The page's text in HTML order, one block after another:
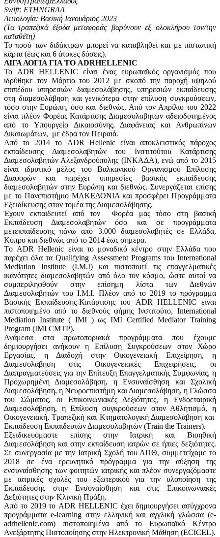
Swift: ETHNGRAA
Αιτιολογία: Βασική Ιανουάριος 2023
(Τα τραπεζικά έξοδα μεταφοράς βαρύνουν εξ ολοκλήρου τον/την
καταθέτη)
Το ποσό των διδάκτρων μπορεί να καταβληθεί και με πιστωτική
κάρτα (έως και 6 άτοκες δόσεις).
ΛΙΓΑ ΛΟΓΙΑ ΓΙΑ ΤΟ ADRHELLENIC
Το ADR HELLENIC είναι ένας ευρωπαϊκός οργανισμός που
ιδρύθηκε τον Μάρτιο του 2012 με σκοπό την παροχή υψηλού
επιπέδου υπηρεσιών διαμεσολάβησης, υπηρεσιών εκπαίδευσης
στη διαμεσολάβηση και γενικότερα στην επίλυση συγκρούσεων,
τόσο στην Ευρώπη, όσο και διεθνώς. Από τον Απρίλιο του 2022
είναι πλέον Φορέας Κατάρτισης Διαμεσολαβητών αδειοδοτημένος
από το Υπουργείο Δικαιοσύνης, Διαφάνειας και Ανθρωπίνων
Δικαιωμάτων, με έδρα τον Πειραιά.
Από το 2014 το ADR Hellenic είναι αποκλειστικός πάροχος
εκπαίδευσης Διαμεσολαβητών του Ινστιτούτου Κατάρτισης
Διαμεσολαβητών Αλεξανδρούπολης (ΙΝΚΑΔΑ), ενώ από το 2015
είναι ιδρυτικό μέλος του Βαλκανικού Οργανισμού Επίλυσης
Διαφορών και παρέχει υπηρεσίες βασικής εκπαίδευσης
διαμεσολαβητών στην Ευρώπη και διεθνώς. Συνεργάζεται επίσης
με το Πανεπιστήμιο ΜΑΚΕΔΟΝΙΑ και προσφέρει Προγράμματα
Εξειδίκευσης στον τομέα της Διαμεσολάβησης.
Έχουν εκπαιδευτεί από τον Φορέα μας τόσο στη βασική
Εκπαίδευση Διαμεσολαβητών όσο και σε προγράμματα
μετεκπαίδευσης πάνω από 3.000 διαμεσολαβητές σε Ελλάδα,
Κύπρο και διεθνώς από το 2014 έως σήμερα.
Tο ADR Hellenic είναι το μοναδικό κέντρο στην Ελλάδα που
παρέχει όλα τα Qualifying Assessment Programs του International
Mediation Institute (I.M.I) και πιστοποιεί τις επαγγελματικές
ικανότητες διαμεσολαβητών από όλο τον κόσμο, ώστε αυτοί να
συμπεριληφθούν στην επίσημη λίστα των Διεθνών
Διαμεσολαβητών του Ι.Μ.Ι. Πλέον από το 2019 το πρόγραμμα
Βασικής Εκπαίδευσης-Κατάρτισης του ADR HELLENIC είναι
πιστοποιημένο από το διεθνούς φήμης Ινστιτούτο, Ιnternational
Mediation Institute ( IMI ) ως IMI Certified Mediator Training
Program (IMI CMTP).
Ανάμεσα στα πρωτοποριακά προγράμματα που έχουμε
δημιουργήσει ανήκουν η Επίλυση Συγκρούσεων στον Χώρο
Εργασίας, η Διαδοχή στην Οικογενειακή Επιχείρηση, η
Διαμεσολάβηση στις Οικογενειακές Επιχειρήσεις, οι
Διαπραγματεύσεις για την Επίτευξη Επαγγελματικής Συμφωνίας, η
Προχωρημένη Διαμεσολάβηση, η Ενσυναίσθηση και Σχολική
Διαμεσολάβηση, η Νευροεπιστήμη και Διαμεσολάβηση, η Γλώσσα
του Σώματος, οι Επικοινωνιακές Δεξιότητες, η Ενδοεταιρική
Διαμεσολάβηση, η Επίλυση συγκρούσεων στον Αθλητισμό, η
Οικογενειακή, Τραπεζική και Κτηματολογική Διαμεσολάβηση και
Εκπαίδευση Εκπαιδευτών Διαμεσολαβητών (Τrain the Trainers).
Εξειδικευόμαστε επίσης στην Ιατρική και Βιοηθική
Διαμεσολάβηση και στην εκπαίδευση ιατρών σε ήπιες δεξιότητες.
Σε συνεργασία με την Ιατρική Σχολή του ΑΠΘ, συμμετείχαμε το
2018 σε ένα ερευνητικό πρόγραμμα για την αύξηση της
ενσυναίσθησης των φοιτητών ιατρικής και πλέον συνεργαζόμαστε
με ιατρικές σχολές του εξωτερικού για την υλοποίηση της
Εκπαίδευσης στην Ενσυναίσθηση και στις Επικοινωνιακές
Δεξιότητες στην Κλινική Πράξη.
Από το 2019 το ADR HELLENIC έχει δημιουργήσει ασύγχρονα
προγράμματα e-learning στην ελληνική και αγγλική γλώσσα (e-
adrhellenic.com) πιστοποιημένα από το Ευρωπαϊκό Κέντρο
Ανεξάρτητης Πιστοποίησης στην Ηλεκτρονική Μάθηση (ECICEL).